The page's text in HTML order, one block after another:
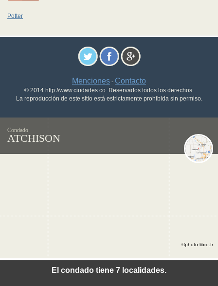
Potter
Menciones - Contacto
© 2014 http://www.ciudades.co. Reservados todos los derechos.
La reproducción de este sitio está estrictamente prohibida sin permiso.
Condado
ATCHISON
El condado tiene 7 localidades.
©photo-libre.fr